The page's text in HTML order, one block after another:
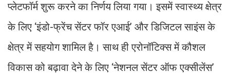
प्लेटफॉर्म शुरू करने का निर्णय लिया गया। इसमें स्वास्थ्य क्षेत्र
के लिए ‘इंडो-फ्रेंच सेंटर फॉर एआई’ और डिजिटल साइंस के
क्षेत्र में सहयोग शामिल है। साथ ही एरोनॉटिक्स में कौशल
विकास को बढ़ावा देने के लिए ‘नेशनल सेंटर ऑफ एक्सीलेंस’